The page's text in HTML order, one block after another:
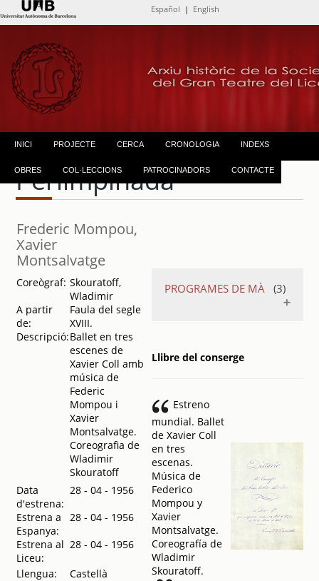
Español | English
INICI PROJECTE CERCA CRONOLOGIA INDEXS
OBRES COL·LECCIONS PATROCINADORS CONTACTE
Perlimpinada
Frederic Mompou,
Xavier
Montsalvatge
Coreògraf: Skouratoff,
Wladimir
A partir
de:
Faula del segle
XVIII.
Descripció:Ballet en tres
escenes de
Xavier Coll amb
música de
Federic
Mompou i
Xavier
Montsalvatge.
Coreografia de
Wladimir
Skouratoff
Data
d'estrena:
28 - 04 - 1956
Estrena a
Espanya:
28 - 04 - 1956
Estrena al
Liceu:
28 - 04 - 1956
Llengua:
Castellà
PROGRAMES DE MÀ (3)
1956
1956
Gran Ballet
del Marqués
de Cuevas .
Llibre del conserge
Estreno
mundial. Ballet
de Xavier Coll
en tres
escenas.
Música de
Federico
Mompou y
Xavier
Montsalvatge.
Coreografía de
Wladimir
Skouratoff.